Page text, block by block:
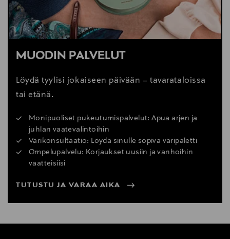
MUODIN PALVELUT
Löydä tyylisi jokaiseen päivään – tavarataloissa
tai etänä.
Monipuoliset pukeutumispalvelut: Apua arjen ja
juhlan vaatevalintoihin
Värikonsultaatio: Löydä sinulle sopiva väripaletti
Ompelupalvelu: Korjaukset uusiin ja vanhoihin
vaatteisiisi
TUTUSTU JA VARAA AIKA